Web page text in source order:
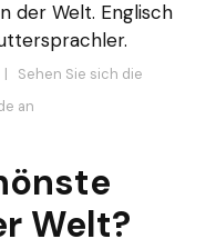
der Welt. Englisch
| Sehen Sie sich die
an
Welt?